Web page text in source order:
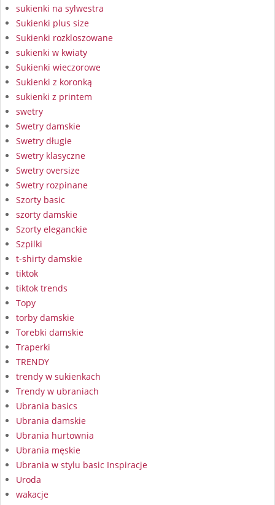
sukienki na sylwestra
Sukienki plus size
Sukienki rozkloszowane
sukienki w kwiaty
Sukienki wieczorowe
Sukienki z koronką
sukienki z printem
swetry
Swetry damskie
Swetry długie
Swetry klasyczne
Swetry oversize
Swetry rozpinane
Szorty basic
szorty damskie
Szorty eleganckie
Szpilki
t-shirty damskie
tiktok
tiktok trends
Topy
torby damskie
Torebki damskie
Traperki
TRENDY
trendy w sukienkach
Trendy w ubraniach
Ubrania basics
Ubrania damskie
Ubrania hurtownia
Ubrania męskie
Ubrania w stylu basic Inspiracje
Uroda
wakacje